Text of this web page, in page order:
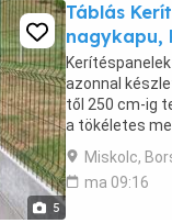
5
Táblás
nagykapu,
azonnal
től 250 cm-ig
a tökéletes
tüskék
Miskolc,
ma 09:16